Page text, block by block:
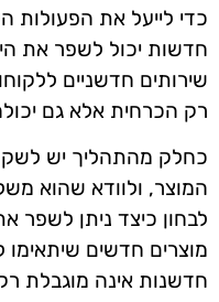
כדי לייעל את הפעולות
חדשות יכול לשפר את
שירותים חדשניים
רק הכרחית אלא גם
כחלק מהתהליך יש
המוצר, ולוודא שהוא
לבחון כיצד ניתן לשפר
מוצרים חדשים
חדשנות אינה מוגבלת